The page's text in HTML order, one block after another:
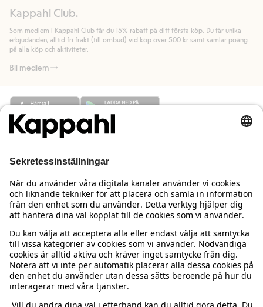
handlar för.
Läs mer
allmänna villkor.
Läs mer
Kappahl Club.
Som medlem i Kappahl Club får du 15% rabatt på ditt första köp. Du får unika
erbjudanden, alltid fri frakt (till ombud) vid köp över 500 kr samt samlar poäng
på alla köp och aktiviteter.
Bli medlem
Behöver du hjälp?
Kundservice
Vanliga frågor
Beställning & retur
Kontakta oss
Kappahl Club
Logga in
Kappahl Club
Medlemsvillkor
Om oss
Om Kappahl Group
Villkor & policy
Köpvillkor Sverige
Mer från oss